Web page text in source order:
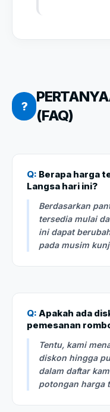
?
(FAQ)
Q: Berapa harga
Langsa hari ini?
Berdasarkan
tersedia mulai
ini dapat
pada musim
Q: Apakah ada
pemesanan
Tentu, kami
diskon hingga
dalam daftar
potongan harga